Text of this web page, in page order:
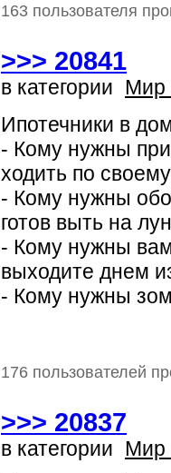
163 пользователя
>>> 20841
в категории Мир
Ипотечники в
- Кому нужны
ходить по
- Кому нужны
готов выть на
- Кому нужны
выходите днем
- Кому нужны
176 пользователей
>>> 20837
в категории Мир